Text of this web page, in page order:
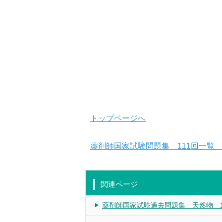
トップページへ
薬剤師国家試験問題集 111回一覧
関連ページ
薬剤師国家試験過去問題集 天然物